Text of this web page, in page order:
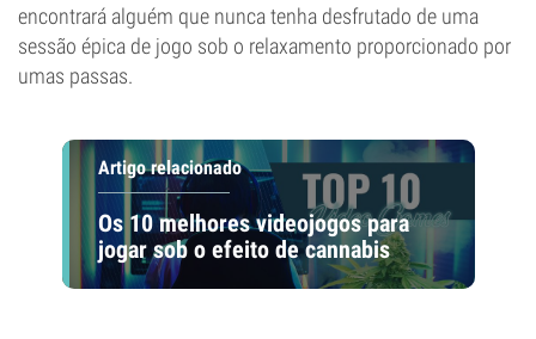
encontrará alguém que nunca tenha desfrutado de uma
sessão épica de jogo sob o relaxamento proporcionado por
umas passas.
Artigo relacionado
Os 10 melhores videojogos para
jogar sob o efeito de cannabis